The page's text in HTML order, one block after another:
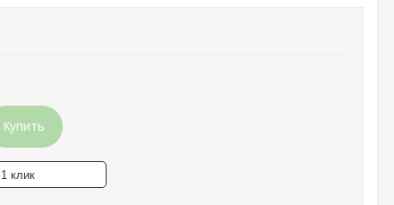
Купить